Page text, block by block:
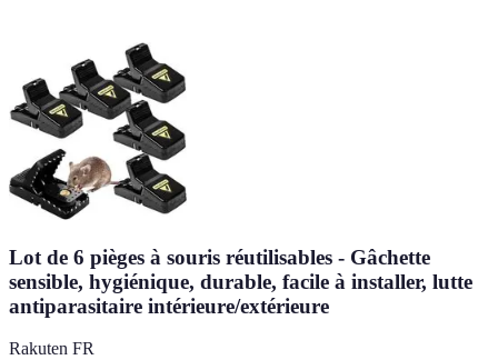
Lot de 6 pièges à souris réutilisables - Gâchette
sensible, hygiénique, durable, facile à installer, lutte
antiparasitaire intérieure/extérieure
Rakuten FR